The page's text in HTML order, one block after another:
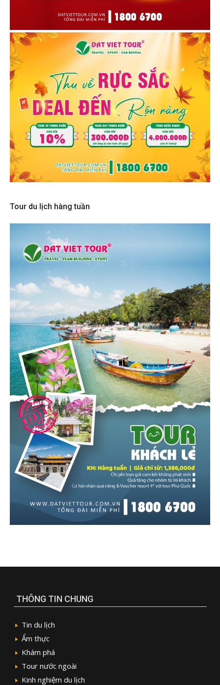
THÔNG TIN CHUNG
Tin du lịch
Ẩm thực
Khám phá
Tour nước ngoài
Kinh nghiệm du lịch
Nhà hàng - Khách sạn
Sức khỏe
LƯU Ý
Website đang trong quá trình xây dựng, tất cả thông tin
chỉ mang tính chất tham khảo